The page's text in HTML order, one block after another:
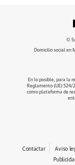
©
Domicilio social en
En lo posible, para la
Reglamento (UE) 524/
como plataforma de
Contactar Aviso